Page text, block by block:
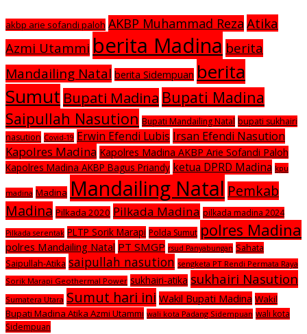
akbp arie sofandi paloh AKBP Muhammad Reza Atika
Azmi Utammi berita Madina berita
Mandailing Natal berita Sidempuan berita
Sumut Bupati Madina Bupati Madina
Saipullah Nasution Bupati Mandailing Natal bupati sukhairi
nasution Covid-19 Erwin Efendi Lubis Irsan Efendi Nasution
Kapolres Madina Kapolres Madina AKBP Arie Sofandi Paloh
Kapolres Madina AKBP Bagus Priandy ketua DPRD Madina kpu
madina Madina Mandailing Natal Pemkab
Madina Pilkada 2020 Pilkada Madina pilkada madina 2024
Pilkada serentak PLTP Sorik Marapi Polda Sumut polres Madina
polres Mandailing Natal PT SMGP rsud Panyabungan Sahata
Saipullah-Atika saipullah nasution sengketa PT Rendi Permata Raya
Sorik Marapi Geothermal Power sukhairi-atika sukhairi Nasution
Sumatera Utara Sumut hari ini Wakil Bupati Madina Wakil
Bupati Madina Atika Azmi Utammi wali kota Padang Sidempuan wali kota
Sidempuan